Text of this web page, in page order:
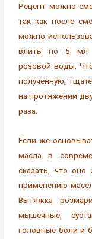
Рецепт можно
так как после
можно
влить по 5 мл
розовой воды.
полученную,
на протяжении
раза.
Если же
масла в
сказать, что
применению
Вытяжка
мышечные,
головные боли и